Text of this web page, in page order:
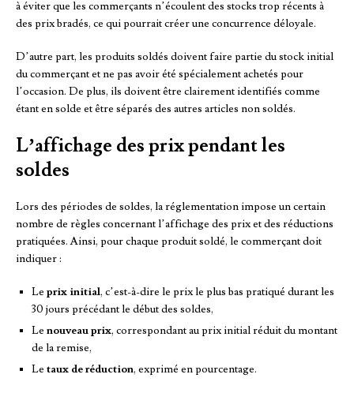
à éviter que les commerçants n’écoulent des stocks trop récents à
des prix bradés, ce qui pourrait créer une concurrence déloyale.
D’autre part, les produits soldés doivent faire partie du stock initial
du commerçant et ne pas avoir été spécialement achetés pour
l’occasion. De plus, ils doivent être clairement identifiés comme
étant en solde et être séparés des autres articles non soldés.
L’affichage des prix pendant les
soldes
Lors des périodes de soldes, la réglementation impose un certain
nombre de règles concernant l’affichage des prix et des réductions
pratiquées. Ainsi, pour chaque produit soldé, le commerçant doit
indiquer :
Le prix initial, c’est-à-dire le prix le plus bas pratiqué durant les
30 jours précédant le début des soldes,
Le nouveau prix, correspondant au prix initial réduit du montant
de la remise,
Le taux de réduction, exprimé en pourcentage.